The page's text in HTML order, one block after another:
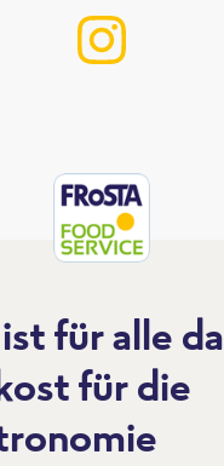
für alle da
für die